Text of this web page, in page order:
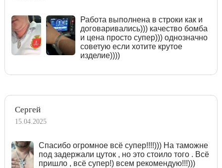
Работа выполнена в строки как и
договаривались))) качество бомба
и цена просто супер))) однозначно
советую если хотите крутое
изделие))))
Сергей
15.04.2025
Спасибо огромное всё супер!!!!))) На таможне
под задержали цуток , но это стоило того . Всё
пришло , всё супер!) всем рекомендую!!!)))